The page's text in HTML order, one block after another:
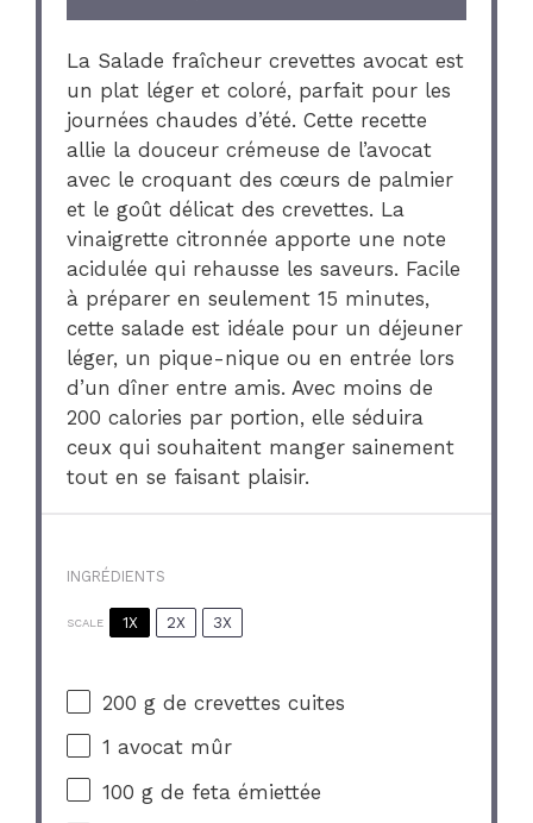
La Salade fraîcheur crevettes avocat est
un plat léger et coloré, parfait pour les
journées chaudes d’été. Cette recette
allie la douceur crémeuse de l’avocat
avec le croquant des cœurs de palmier
et le goût délicat des crevettes. La
vinaigrette citronnée apporte une note
acidulée qui rehausse les saveurs. Facile
à préparer en seulement 15 minutes,
cette salade est idéale pour un déjeuner
léger, un pique-nique ou en entrée lors
d’un dîner entre amis. Avec moins de
200 calories par portion, elle séduira
ceux qui souhaitent manger sainement
tout en se faisant plaisir.
INGRÉDIENTS
SCALE 1X 2X 3X
200 g de crevettes cuites
1 avocat mûr
100 g de feta émiettée